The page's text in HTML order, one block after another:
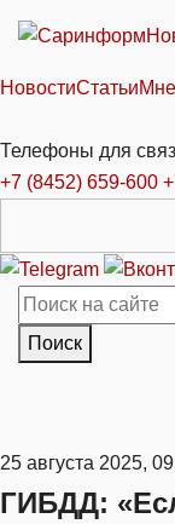
НовостиСтатьи
Телефоны для
+7 (8452) 659-600
Поиск
25 августа 2025,
ГИБДД: